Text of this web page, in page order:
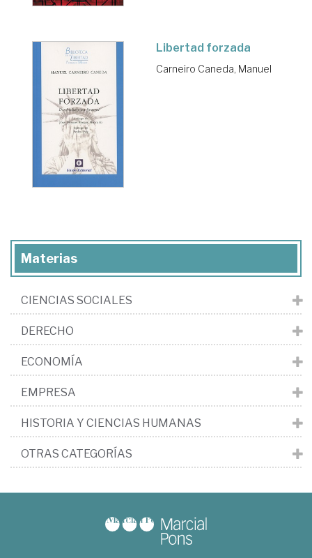
Libertad forzada
Carneiro Caneda, Manuel
Materias
CIENCIAS SOCIALES
DERECHO
ECONOMÍA
EMPRESA
HISTORIA Y CIENCIAS HUMANAS
OTRAS CATEGORÍAS